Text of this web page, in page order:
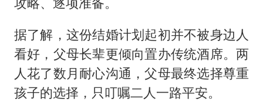
据了解，这份结婚计划起初并不被身边人
看好，父母长辈更倾向置办传统酒席。两
人花了数月耐心沟通，父母最终选择尊重
孩子的选择，只叮嘱二人一路平安。